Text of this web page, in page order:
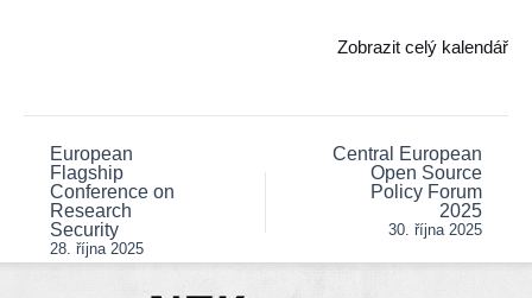
Zobrazit celý kalendář
Post
navigation
European
Flagship
Conference on
Research
Security
28. října 2025
Central European
Open Source
Policy Forum
2025
30. října 2025